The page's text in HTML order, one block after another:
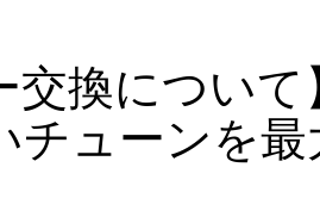
交換について
チューンを